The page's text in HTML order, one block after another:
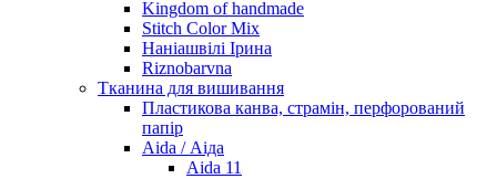
Kingdom of handmade
Stitch Color Mix
Наніашвілі Ірина
Riznobarvna
Тканина для вишивання
Пластикова канва, страмін, перфорований
папір
Aida / Аіда
Aida 11